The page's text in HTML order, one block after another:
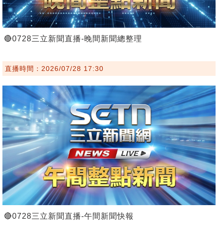
🔴0728三立新聞直播-晚間新聞總整理
直播時間：2026/07/28 17:30
🔴0728三立新聞直播-午間新聞快報